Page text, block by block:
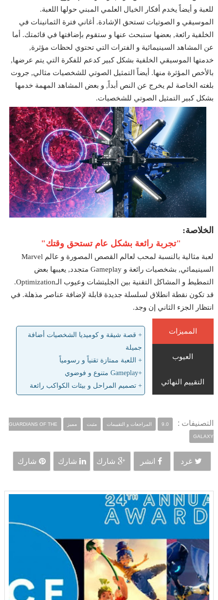
للعبة و أيضاً يخدم أفكار الخيال العلمي المبني حولها اللعبة.
الموسيقي و الصوتيات تستحق الإشادة. أغاني فترة الثمانينات في
الخلفية رائعة, بعضها ستبحث عنها و ستقوم بإضافتها في قائمتك. أما
عن المشاهد السينيمائية و الفترات التي تحتوي لحظات مؤثرة,
خدمتها الموسيقي الخلفية بشكل كبير كدعم للفكرة التي يتم عرضها,
بالأخص المؤثرة منها. أيضاً التمثيل الصوتي للشخصيات مثالي, جروت
بلغته الخاصة لم يخرج عن النص أبداً, و بعض المشاهد المهمة خدمها
بشكل كبير التمثيل الصوتي للشخصيات.
الخلاصة:
"تجربة رائعة بشكل عام تستحق وقتك"
لعبة مثالية بالنسبة لمحب لعالم القصص المصورة و عالم Marvel
السينيمائي, بشخصيات رائعة و Gameplay متجدد, يعيبها بعض
التمطيط و المشاكل التقنية بين الجليتشات وعيوب الـOptimization.
قد تكون نقطة انطلاق لسلسلة جديدة قابلة لإضافة عناصر مذهلة. في
انتظار الجزء الثاني إن وجد.
المميزات
العيوب
التقييم النهائي
+ قصة شيقة و كوميديا الشخصيات أضافة
جميلة
+ اللعبة ممتازة تقنياً و رسومياً
+Gameplay متنوع و فوضوي
+ تصميم المراحل و بيئات الكواكب رائعة
التصنيفات : 9.0 المراجعات و التقييمات مثبت مميز GUARDIANS OF THE
GALAXY
غرد انشر شارك شارك شارك